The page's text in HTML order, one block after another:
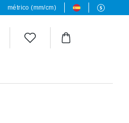
métrico (mm/cm)